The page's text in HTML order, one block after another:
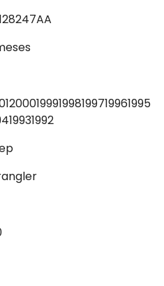
200019991998199719961995
19931992